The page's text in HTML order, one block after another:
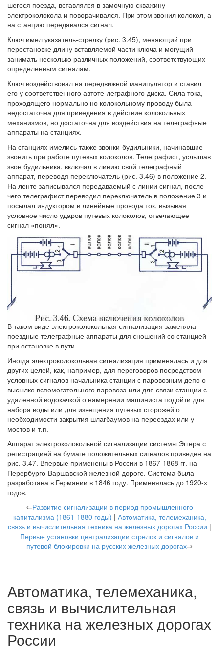
шегося поезда, вставлялся в замочную скважину
электроколокола и поворачивался. При этом звонил колокол, а
на станцию передавался сигнал.
Ключ имел указатель-стрелку (рис. 3.45), меняющий при
перестановке длину вставляемой части ключа и могущий
занимать несколько различных положений, соответствующих
определенным сигналам.
Ключ воздействовал на передвижной манипулятор и ставил
его у соответственного автоте-леграфного диска. Сила тока,
проходящего нормально но колокольному проводу была
недостаточна для приведения в действие колокольных
механизмов, но достаточна для воздействия на телеграфные
аппараты на станциях.
На станциях имелись также звонки-будильники, начинавшие
звонить при работе путевых колоколов. Телеграфист, услышав
звон будильника, включал в линию свой телеграфный
аппарат, переводя переключатель (рис. 3.46) в положение 2.
На ленте записывался передаваемый с линии сигнал, после
чего телеграфист переводил переключатель в положение 3 и
посылал индуктором в линейные провода ток, вызывая
условное число ударов путевых колоколов, отвечающее
сигнал «понял».
В таком виде электроколокольная сигнализация заменяла
поездные телеграфные аппараты для сношений со станцией
при остановке в пути.
Иногда электроколокольная сигнализация применялась и для
других целей, как, например, для переговоров посредством
условных сигналов начальника станции с паровозным депо о
высылке вспомогательного паровоза или для связи станции с
удаленной водокачкой о намерении машиниста подойти для
набора воды или для извещения путевых сторожей о
необходимости закрытия шлагбаумов на переездах или у
мостов и т.п.
Аппарат электроколокольной сигнализации системы Эггера с
регистрацией на бумаге положительных сигналов приведен на
рис. 3.47. Впервые применены в России в 1867-1868 гг. на
Перербурго-Варшавской железной дороге. Система была
разработана в Германии в 1846 году. Применялась до 1920-х
годов.
⇐Развитие сигнализации в период промышленного
капитализма (1861-1880 годы) | Автоматика, телемеханика,
связь и вычислительная техника на железных дорогах России |
Первые установки централизации стрелок и сигналов и
путевой блокировки на русских железных дорогах⇒
Автоматика, телемеханика,
связь и вычислительная
техника на железных дорогах
России